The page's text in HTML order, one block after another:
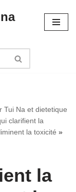
Tui Na et dietetique
clarifient la
la toxicité »
la